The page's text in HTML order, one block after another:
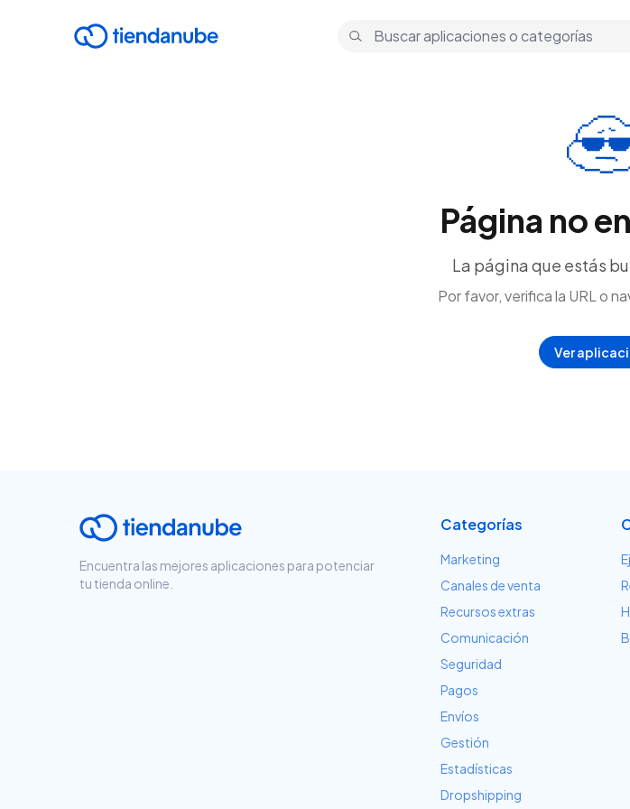
Página no
La página que estás
Por favor, verifica la URL o
Ver
Encuentra las mejores aplicaciones para potenciar
tu tienda online.
Categorías
Marketing
Canales de venta
Recursos extras
Comunicación
Seguridad
Pagos
Envíos
Gestión
Estadísticas
Dropshipping